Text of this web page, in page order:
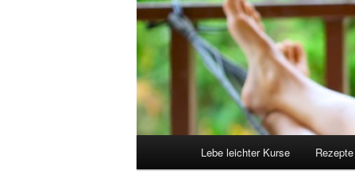
Lebe leichter Kurse Rezepte